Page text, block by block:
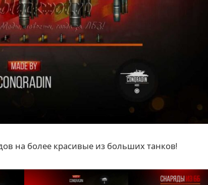
на более красивые из больших танков!